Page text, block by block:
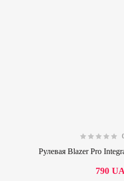
Рулевая Blazer Pro
790